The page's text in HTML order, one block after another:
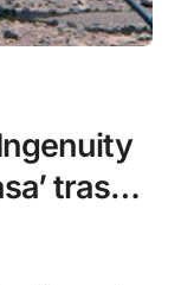
tras